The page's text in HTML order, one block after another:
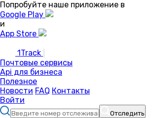
Попробуйте наше приложение в
Google Play
и
App Store
1Track
Почтовые сервисы
Api для бизнеса
Полезное
Новости FAQ Контакты
Войти
Отследить